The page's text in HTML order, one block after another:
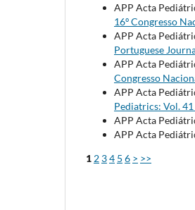
APP Acta
16º Congresso
APP Acta
Portuguese
APP Acta
Congresso
APP Acta
Pediatrics: Vol.
APP Acta
APP Acta
1 2 34 5 6 > >>